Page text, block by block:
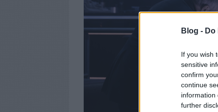
Blog -
If you wish
sensitive
confirm
continue
information
further